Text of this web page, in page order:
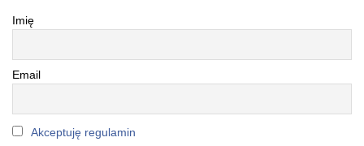
Imię
Email
Akceptuję regulamin